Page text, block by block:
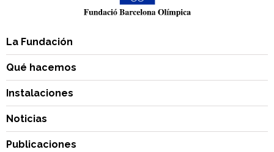
La Fundación
Qué hacemos
Instalaciones
Noticias
Publicaciones